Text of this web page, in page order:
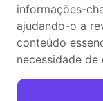
informações-
ajudando-o a
conteúdo
necessidade